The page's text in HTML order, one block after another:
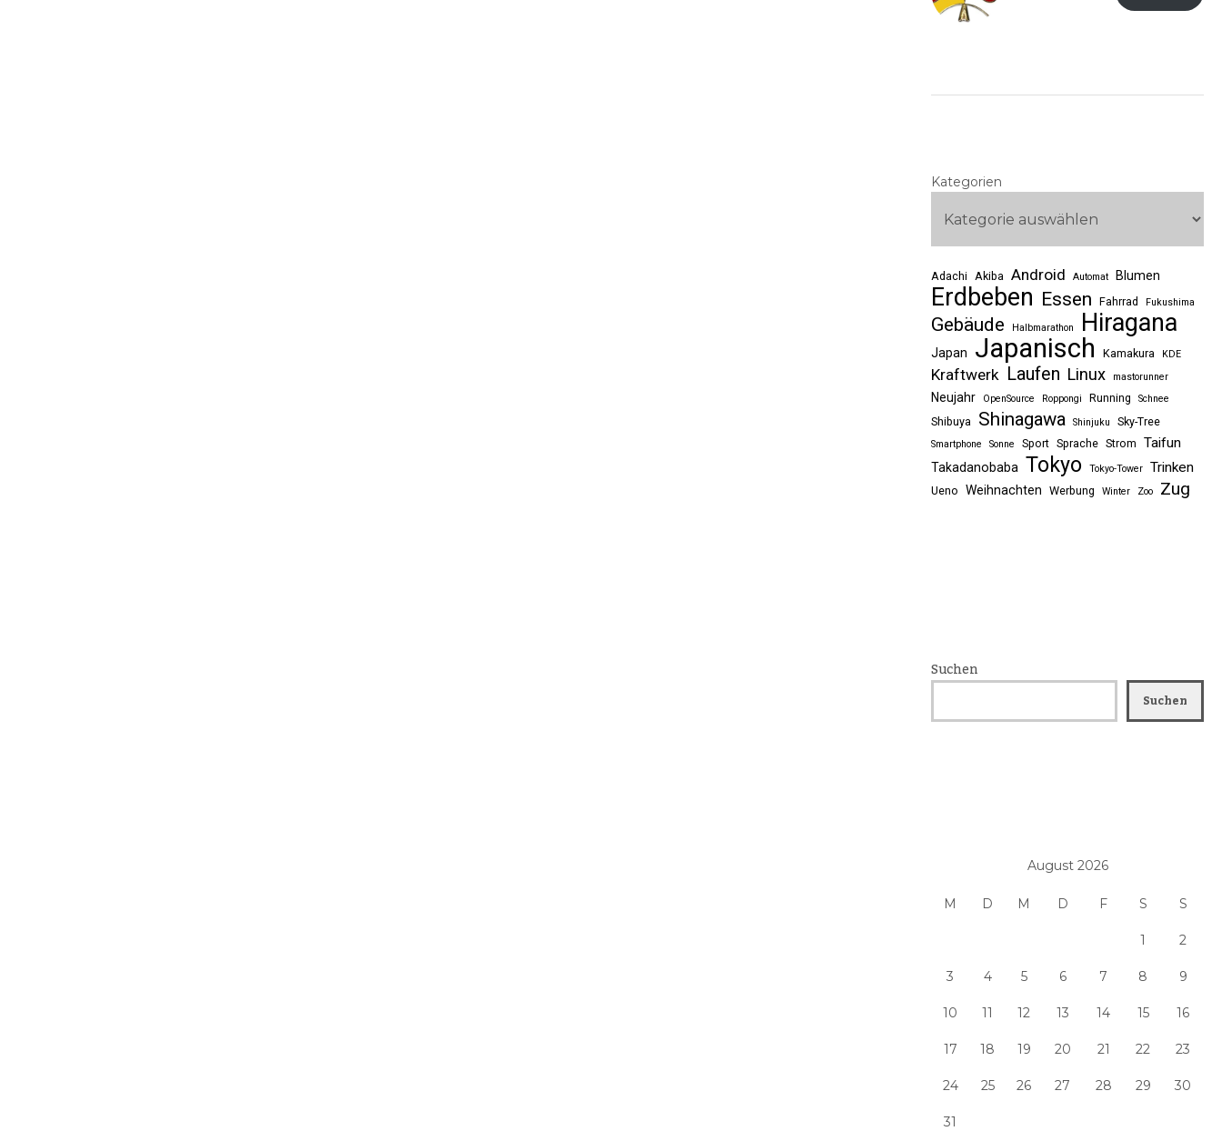
Kategorien
Adachi Akiba Android Automat Blumen
Erdbeben Essen Fahrrad Fukushima
Gebäude Halbmarathon Hiragana
Japan Japanisch Kamakura KDE
Kraftwerk Laufen Linux mastorunner
Neujahr OpenSource Roppongi Running Schnee
Shibuya Shinagawa Shinjuku Sky-Tree
Smartphone Sonne Sport Sprache Strom Taifun
Takadanobaba Tokyo Tokyo-Tower Trinken
Ueno Weihnachten Werbung Winter Zoo Zug
Suchen
Suchen
August 2026
M D M D F S S
1 2
3 4 5 6 7 8 9
10 11 12 13 14 15 16
17 18 19 20 21 22 23
24 25 26 27 28 29 30
31